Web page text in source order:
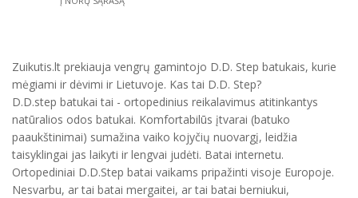
Zuikutis.lt prekiauja vengrų gamintojo D.D. Step batukais, kurie
mėgiami ir dėvimi ir Lietuvoje. Kas tai D.D. Step?
D.D.step batukai tai - ortopedinius reikalavimus atitinkantys
natūralios odos batukai. Komfortabilūs įtvarai (batuko
paaukštinimai) sumažina vaiko kojyčių nuovargį, leidžia
taisyklingai jas laikyti ir lengvai judėti. Batai internetu.
Ortopediniai D.D.Step batai vaikams pripažinti visoje Europoje.
Nesvarbu, ar tai batai mergaitei, ar tai batai berniukui,